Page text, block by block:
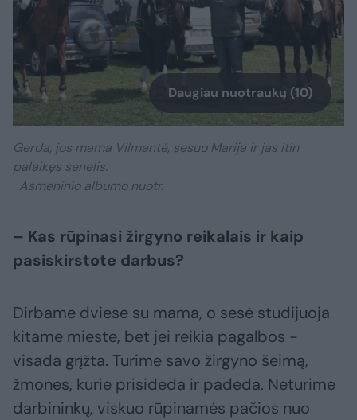
Daugiau nuotraukų (10)
Gerda, jos mama Vilmantė, sesuo Marija ir jas itin
palaikęs senelis.
Asmeninio albumo nuotr.
– Kas rūpinasi žirgyno reikalais ir kaip
pasiskirstote darbus?
Dirbame dviese su mama, o sesė studijuoja
kitame mieste, bet jei reikia pagalbos -
visada grįžta. Turime savo žirgyno šeimą,
žmones, kurie prisideda ir padeda. Neturime
darbininkų, viskuo rūpinamės pačios nuo